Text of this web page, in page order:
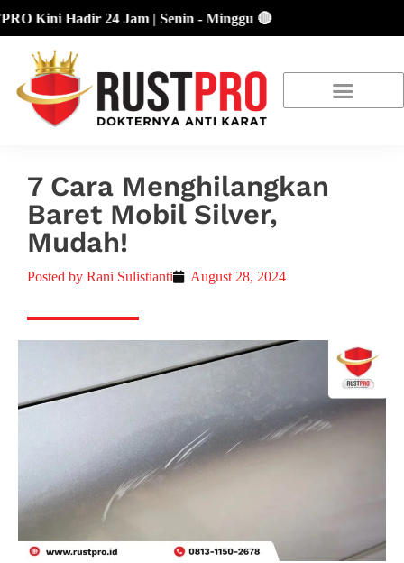
Kini Hadir 24 Jam | Senin - Minggu 🔴
7 Cara Menghilangkan
Baret Mobil Silver,
Mudah!
Posted by Rani Sulistianti August 28, 2024